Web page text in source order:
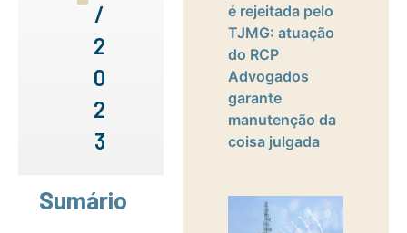
/
2
0
2
3
Sumário
é rejeitada pelo
TJMG: atuação
do RCP
Advogados
garante
manutenção da
coisa julgada